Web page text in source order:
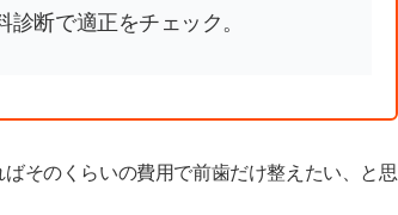
断で適正をチェック。
そのくらいの費用で前歯だけ整えたい、と思